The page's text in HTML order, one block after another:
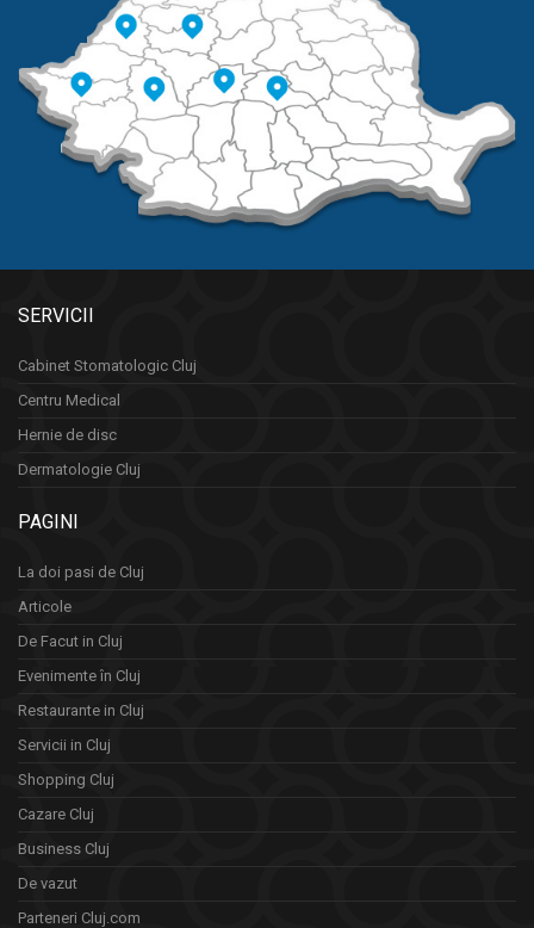
SERVICII
Cabinet Stomatologic Cluj
Centru Medical
Hernie de disc
Dermatologie Cluj
PAGINI
La doi pasi de Cluj
Articole
De Facut in Cluj
Evenimente în Cluj
Restaurante in Cluj
Servicii in Cluj
Shopping Cluj
Cazare Cluj
Business Cluj
De vazut
Parteneri Cluj.com